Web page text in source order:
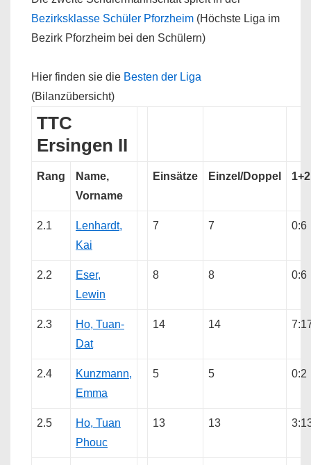
Bezirksklasse Schüler Pforzheim (Höchste Liga im
Bezirk Pforzheim bei den Schülern)
Hier finden sie die Besten der Liga
(Bilanzübersicht)
TTC
Ersingen II
Rang
Name,
Vorname
Einsätze Einzel/Doppel 1+2
2.1
Lenhardt,
Kai
7 7 0:6
2.2
Eser,
Lewin
8 8 0:6
2.3
Ho, Tuan-
Dat
14 14
2.4
Kunzmann,
Emma
5 5 0:2
2.5
Ho, Tuan
Phouc
13 13